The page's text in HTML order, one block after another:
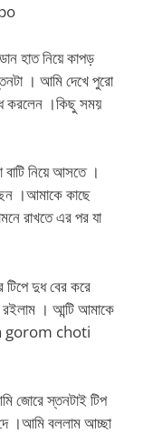
হাত নিয়ে কাপড়
। আমি দেখে পুরো
করলেন ।কিছু সময়
নিয়ে আসতে ।
।আমাকে কাছে
রাখতে এর পর যা
দুধ বের করে
রইলাম । আন্টি আমাকে
gorom choti
জোরে স্তনটাই টিপ
।আমি বললাম আচ্ছা